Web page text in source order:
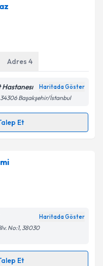
takvimi talebi
almanız için bir
ile bilgilendireceğiz.
ilişkinAydınlatma
ediyorum.
Adres 4
Haritada Göster
34306 Başakşehir/İstanbul
Et
takvimi talebi
almanız için bir
ile bilgilendireceğiz.
ilişkinAydınlatma
verilerimin belirtilen
Haritada Göster
No:1, 38030
Et